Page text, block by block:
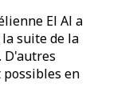
El Al a
suite de la
D'autres
en